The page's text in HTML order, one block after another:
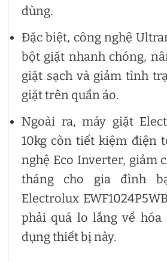
dùng.
Đặc biệt, công nghệ
bột giặt nhanh chóng,
giặt sạch và giảm tình
giặt trên quần áo.
Ngoài ra, máy giặt
10kg còn tiết kiệm điện
nghệ Eco Inverter, giảm
tháng cho gia đình
Electrolux
phải quá lo lắng về
dụng thiết bị này.